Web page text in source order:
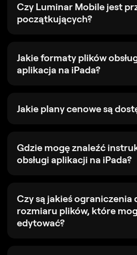
Czy Luminar Mobile jest
początkujących?
Jakie formaty plików
aplikacja na iPada?
Jakie plany cenowe są
Gdzie mogę znaleźć
obsługi aplikacji na iPada?
Czy są jakieś ograniczenia
rozmiaru plików, które
edytować?